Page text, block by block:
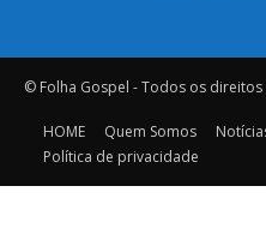
© Folha Gospel - Todos os
HOME Quem Somos
Política de privacidade